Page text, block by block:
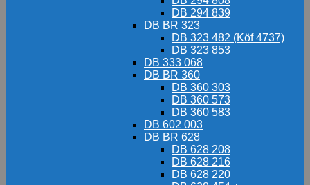
DB 294 839
DB BR 323
DB 323 482 (Köf 4737)
DB 323 853
DB 333 068
DB BR 360
DB 360 303
DB 360 573
DB 360 583
DB 602 003
DB BR 628
DB 628 208
DB 628 216
DB 628 220